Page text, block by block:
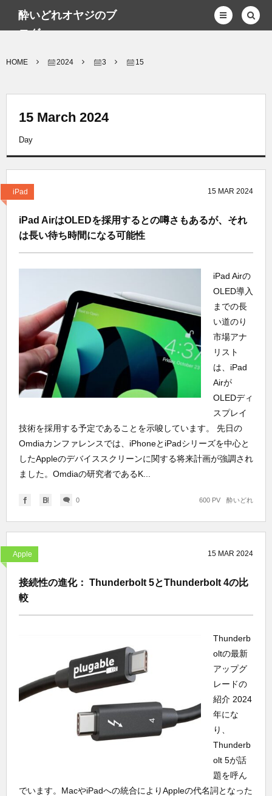
酔いどれオヤジのブ
ログwp
HOME 2024 3 15
15 March 2024
Day
iPad 15 MAR 2024
iPad AirはOLEDを採用するとの噂さもあるが、それ
は長い待ち時間になる可能性
iPad Airの
OLED導入
までの長
い道のり
市場アナ
リスト
は、iPad
Airが
OLEDディ
スプレイ
技術を採用する予定であることを示唆しています。 先日の
Omdiaカンファレンスでは、iPhoneとiPadシリーズを中心と
したAppleのデバイススクリーンに関する将来計画が強調され
ました。Omdiaの研究者であるK...
0 酔いどれ
600 PV
Apple 15 MAR 2024
接続性の進化： Thunderbolt 5とThunderbolt 4の比
較
Thunderb
oltの最新
アップグ
レードの
紹介 2024
年にな
り、
Thunderb
olt 5が話
題を呼ん
でいます。MacやiPadへの統合によりAppleの代名詞となった